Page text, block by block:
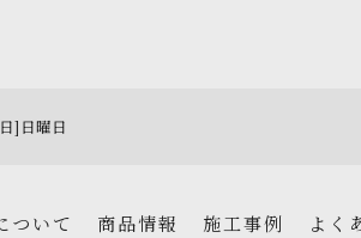
]日曜日
ついて 商品情報 施工事例 よく